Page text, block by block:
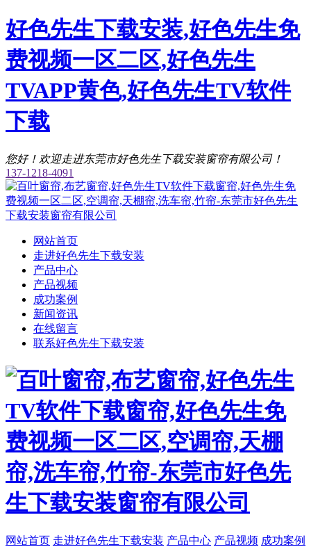
好色先生下载安装,好色先生免
费视频一区二区,好色先生
TVAPP黄色,好色先生TV软件
下载
您好！欢迎走进东莞市好色先生下载安装窗帘有限公司！
137-1218-4091
网站首页
走进好色先生下载安装
产品中心
产品视频
成功案例
新闻资讯
在线留言
联系好色先生下载安装
网站首页 走进好色先生下载安装 产品中心 产品视频 成功案例